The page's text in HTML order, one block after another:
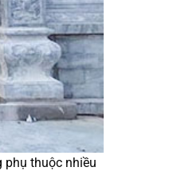
phụ thuộc nhiều